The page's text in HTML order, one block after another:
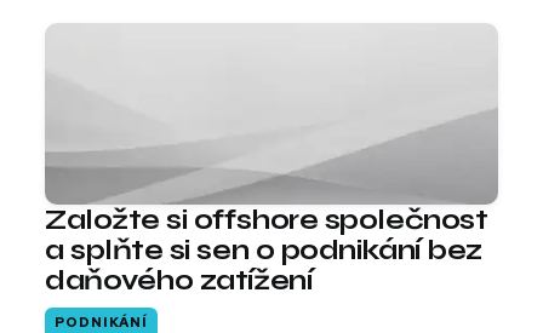
Založte si offshore společnost
a splňte si sen o podnikání bez
daňového zatížení
PODNIKÁNÍ